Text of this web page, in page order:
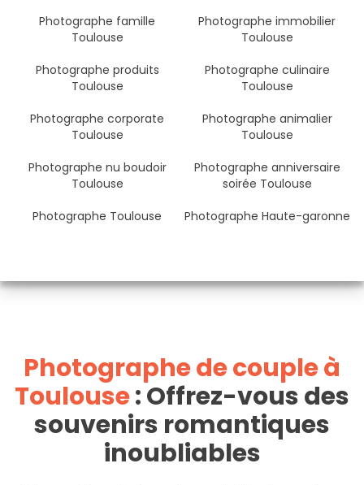
Photographe famille
Toulouse
Photographe immobilier
Toulouse
Photographe produits
Toulouse
Photographe culinaire
Toulouse
Photographe corporate
Toulouse
Photographe animalier
Toulouse
Photographe nu boudoir
Toulouse
Photographe anniversaire
soirée Toulouse
Photographe Toulouse
Photographe Haute-garonne
Photographe de couple à
Toulouse: Offrez-vous des
souvenirs romantiques
inoubliables